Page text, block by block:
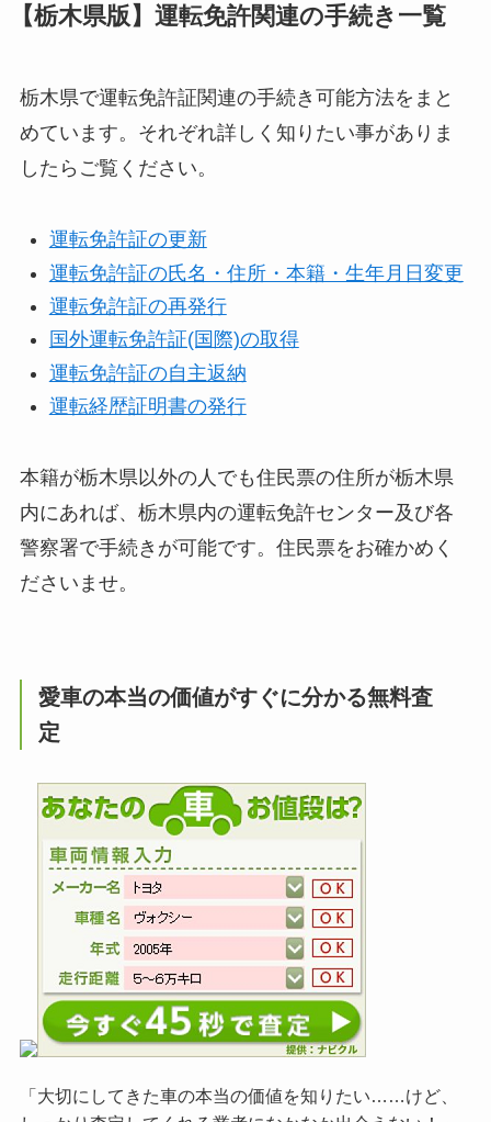
【栃木県版】運転免許関連の手続き一覧
栃木県で運転免許証関連の手続き可能方法をまと
めています。それぞれ詳しく知りたい事がありま
したらご覧ください。
運転免許証の更新
運転免許証の氏名・住所・本籍・生年月日変更
運転免許証の再発行
国外運転免許証(国際)の取得
運転免許証の自主返納
運転経歴証明書の発行
本籍が栃木県以外の人でも住民票の住所が栃木県
内にあれば、栃木県内の運転免許センター及び各
警察署で手続きが可能です。住民票をお確かめく
ださいませ。
愛車の本当の価値がすぐに分かる無料査
定
「大切にしてきた車の本当の価値を知りたい……けど、